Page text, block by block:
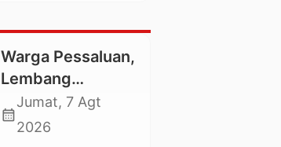
Warga Pessaluan,
Lembang
Gandangbatu
Swadaya Cor
calendar_month
Jumat, 7 Agt
2026